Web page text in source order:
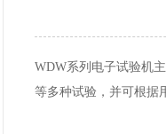
WDW系列电子试验机
等多种试验，并可根据